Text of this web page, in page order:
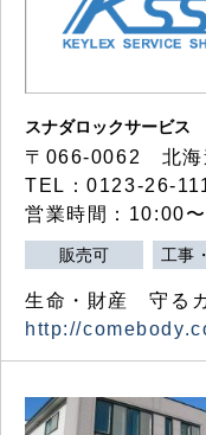
スナダロックサービス
〒066-0062 北海
TEL：0123-26-
営業時間：10:00
販売可 工事
生命・財産 守る
http://